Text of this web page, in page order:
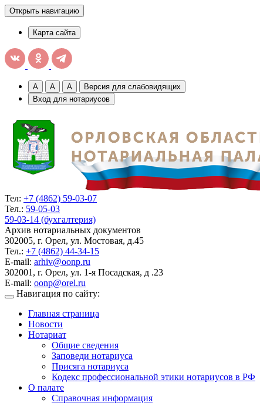
Открыть навигацию
Карта сайта
A A A
Версия для слабовидящих
Вход для нотариусов
Тел: +7 (4862) 59-03-07
Тел.: 59-05-03
59-03-14 (бухгалтерия)
Архив нотариальных документов
302005, г. Орел, ул. Мостовая, д.45
Тел.: +7 (4862) 44-34-15
E-mail: arhiv@oonp.ru
302001, г. Орел, ул. 1-я Посадская, д .23
E-mail: oonp@orel.ru
Навигация по сайту:
Главная страница
Новости
Нотариат
Общие сведения
Заповеди нотариуса
Присяга нотариуса
Кодекс профессиональной этики нотариусов в РФ
О палате
Справочная информация